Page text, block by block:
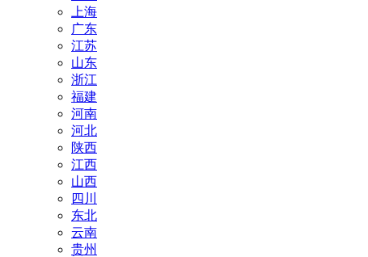
上海
广东
江苏
山东
浙江
福建
河南
河北
陕西
江西
山西
四川
东北
云南
贵州